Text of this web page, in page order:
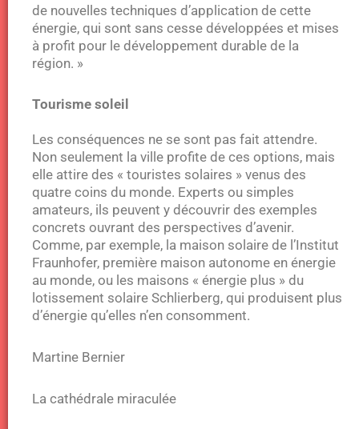
de nouvelles techniques d’application de cette
énergie, qui sont sans cesse développées et mises
à profit pour le développement durable de la
région. »
Tourisme soleil
Les conséquences ne se sont pas fait attendre.
Non seulement la ville profite de ces options, mais
elle attire des « touristes solaires » venus des
quatre coins du monde. Experts ou simples
amateurs, ils peuvent y découvrir des exemples
concrets ouvrant des perspectives d’avenir.
Comme, par exemple, la maison solaire de l’Institut
Fraunhofer, première maison autonome en énergie
au monde, ou les maisons « énergie plus » du
lotissement solaire Schlierberg, qui produisent plus
d’énergie qu’elles n’en consomment.
Martine Bernier
La cathédrale miraculée